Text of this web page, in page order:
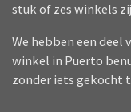
stuk of zes winkels
We hebben een deel
winkel in Puerto
zonder iets gekocht